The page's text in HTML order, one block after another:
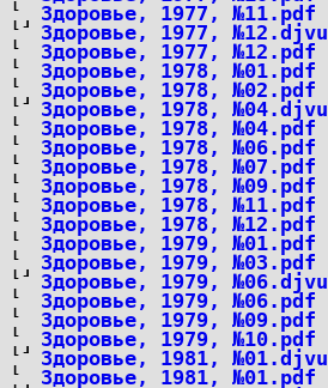
Здоровье, 1977, №11.pdf
Здоровье, 1977, №12.djvu
Здоровье, 1977, №12.pdf
Здоровье, 1978, №01.pdf
Здоровье, 1978, №02.pdf
Здоровье, 1978, №04.djvu
Здоровье, 1978, №04.pdf
Здоровье, 1978, №06.pdf
Здоровье, 1978, №07.pdf
Здоровье, 1978, №09.pdf
Здоровье, 1978, №11.pdf
Здоровье, 1978, №12.pdf
Здоровье, 1979, №01.pdf
Здоровье, 1979, №03.pdf
Здоровье, 1979, №06.djvu
Здоровье, 1979, №06.pdf
Здоровье, 1979, №09.pdf
Здоровье, 1979, №10.pdf
Здоровье, 1981, №01.djvu
Здоровье, 1981, №01.pdf